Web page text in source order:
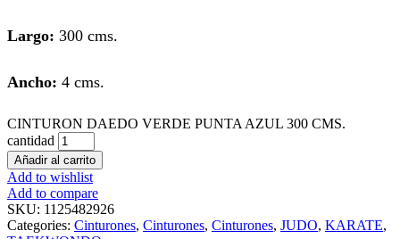
Largo: 300 cms.
Ancho: 4 cms.
CINTURON DAEDO VERDE PUNTA AZUL 300 CMS.
cantidad
Añadir al carrito
Add to wishlist
Add to compare
SKU: 1125482926
Categories: Cinturones, Cinturones, Cinturones, JUDO, KARATE,